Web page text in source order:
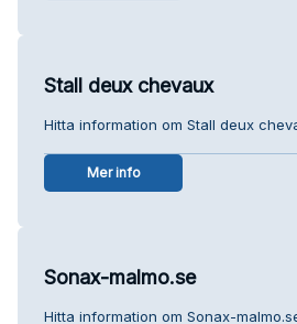
Stall deux chevaux
Hitta information om Stall deux
Mer info
Sonax-malmo.se
Hitta information om Sonax-